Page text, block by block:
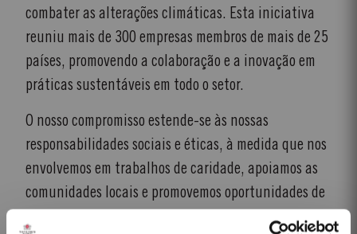
combater as alterações climáticas. Esta iniciativa
reuniu mais de 300 empresas membros de mais de 25
países, promovendo a colaboração e a inovação em
práticas sustentáveis ​​em todo o setor.
O nosso compromisso estende-se às nossas
responsabilidades sociais e éticas, à medida que nos
envolvemos em trabalhos de caridade, apoiamos as
comunidades locais e promovemos oportunidades de
emprego. Os nossos esforços incluem também o